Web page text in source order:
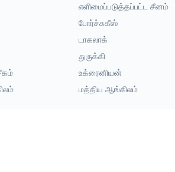
எளிமைப்படுத்தப்பட்ட சீனம்
போர்ச்சுகீஸ்
டாகலாக்
துருக்கி
உக்ரைனியன்
மத்திய ஆங்கிலம்